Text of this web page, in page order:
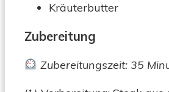
Kräuterbutter
Zubereitung
Zubereitungszeit: 35